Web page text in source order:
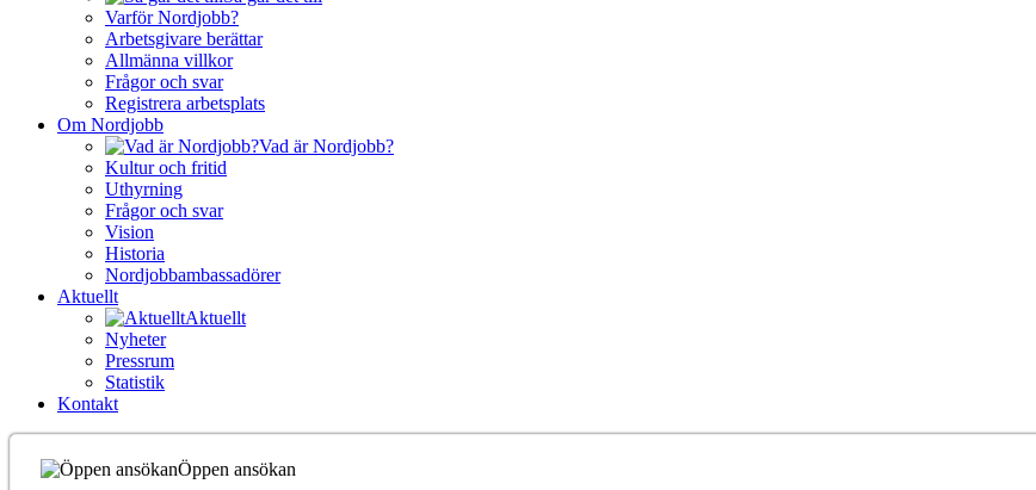
Varför Nordjobb?
Arbetsgivare berättar
Allmänna villkor
Frågor och svar
Registrera arbetsplats
Om Nordjobb
Vad är Nordjobb?
Kultur och fritid
Uthyrning
Frågor och svar
Vision
Historia
Nordjobbambassadörer
Aktuellt
Aktuellt
Nyheter
Pressrum
Statistik
Kontakt
Öppen ansökan